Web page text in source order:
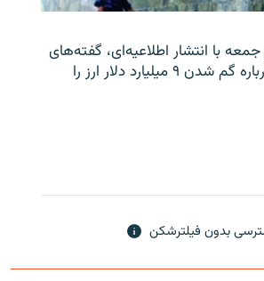
با انتشار اطلاعیه‌ای، گفته‌های
یک نماینده مجلس درباره گم شدن ۹ میلیارد دلار ارز را
بدون فیلترشکن